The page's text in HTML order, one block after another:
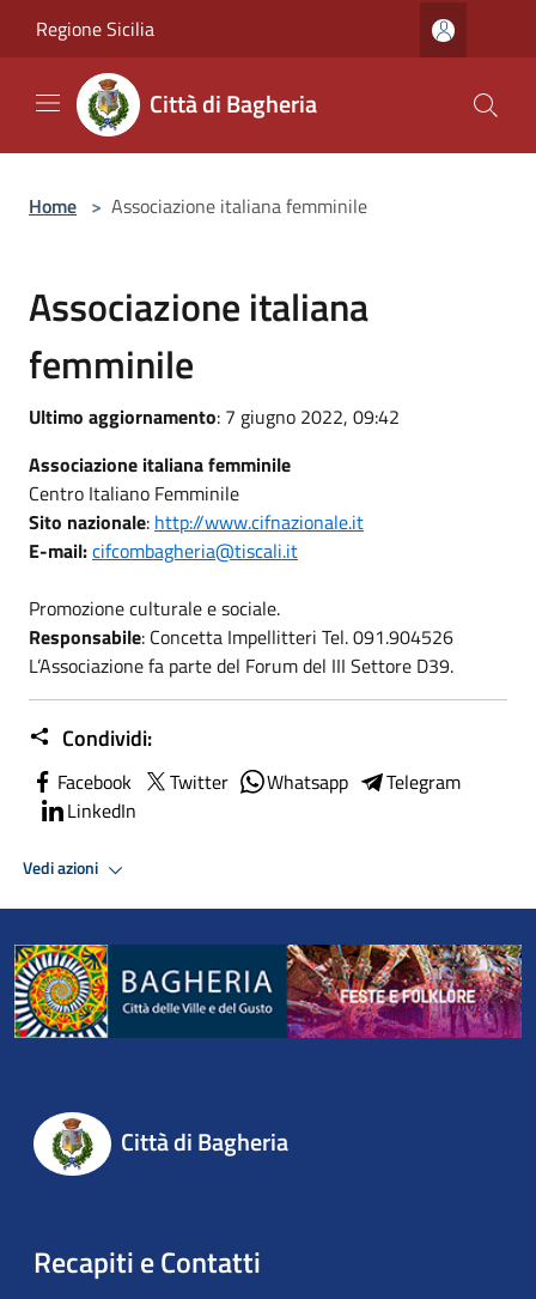
Regione Sicilia
Città di Bagheria
Home > Associazione italiana femminile
Associazione italiana
femminile
Ultimo aggiornamento: 7 giugno 2022, 09:42
Associazione italiana femminile
Centro Italiano Femminile
Sito nazionale: http://www.cifnazionale.it
E-mail:cifcombagheria@tiscali.it
Promozione culturale e sociale.
Responsabile: Concetta Impellitteri Tel. 091.904526
L’Associazione fa parte del Forum del III Settore D39.
Condividi:
Facebook Twitter Whatsapp
Telegram
LinkedIn
Vedi azioni
Città di Bagheria
Recapiti e Contatti